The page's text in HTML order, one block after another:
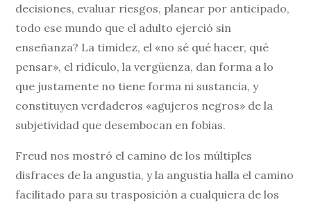
decisiones, evaluar riesgos, planear por anticipado,
todo ese mundo que el adulto ejerció sin
enseñanza? La timidez, el «no sé qué hacer, qué
pensar», el ridículo, la vergüenza, dan forma a lo
que justamente no tiene forma ni sustancia, y
constituyen verdaderos «agujeros negros» de la
subjetividad que desembocan en fobias.
Freud nos mostró el camino de los múltiples
disfraces de la angustia, y la angustia halla el camino
facilitado para su trasposición a cualquiera de los